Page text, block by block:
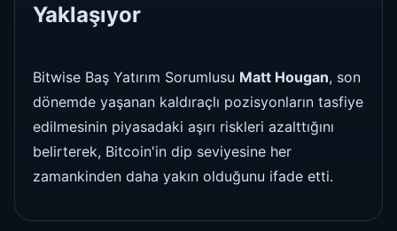
Yaklaşıyor
Bitwise Baş Yatırım Sorumlusu Matt Hougan, son
dönemde yaşanan kaldıraçlı pozisyonların tasfiye
edilmesinin piyasadaki aşırı riskleri azalttığını
belirterek, Bitcoin'in dip seviyesine her
zamankinden daha yakın olduğunu ifade etti.